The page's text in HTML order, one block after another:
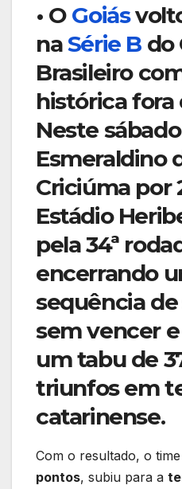
er e
b
o
o
k
s
A
p
p
a
m
ar
e
• O Goiás
naSérie B do
Brasileiro
histórica fora
Neste sábado
Esmeraldino
Criciúma por
Estádio
pela 34ª
encerrando
sequência de
sem vencere
umtabu de
triunfos em
catarinense.
Com o resultado, o
pontos, subiu para a